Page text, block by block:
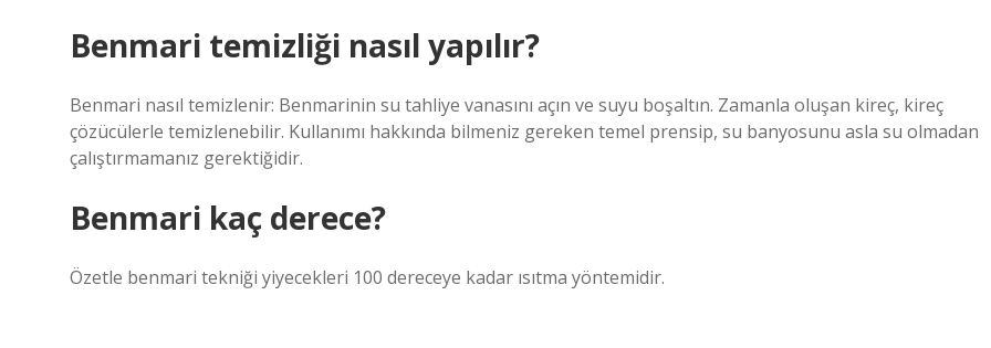
Benmari temizliği nasıl yapılır?
Benmari nasıl temizlenir: Benmarinin su tahliye vanasını açın ve suyu boşaltın. Zamanla oluşan kireç, kireç
çözücülerle temizlenebilir. Kullanımı hakkında bilmeniz gereken temel prensip, su banyosunu asla su olmadan
çalıştırmamanız gerektiğidir.
Benmari kaç derece?
Özetle benmari tekniği yiyecekleri 100 dereceye kadar ısıtma yöntemidir.